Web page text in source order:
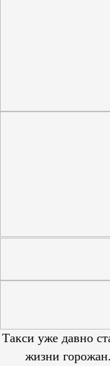
Такси уже давно
жизни